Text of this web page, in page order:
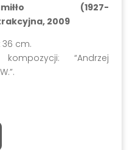
(1927-
2009
36 cm.
“Andrzej